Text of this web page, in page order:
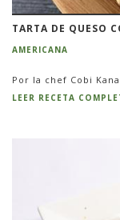
TARTA DE QUESO
AMERICANA
Por la chef Cobi
LEER RECETA